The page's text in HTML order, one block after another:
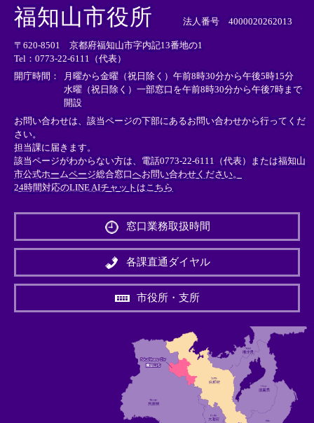
外
部
リ
ン
ク
＞
外
リ
ン
ク
＞
外
部
ン
ク
＞
福知山市役所 法人番号 4000020262013
〒620-8501 京都府福知山市字内記13番地の1
Tel：0773-22-6111（代表）
開庁時間：
月曜から金曜（祝日除く）午前8時30分から午後5時15分
水曜（祝日除く）一部窓口を午前8時30分から午後7時まで
開設
お問い合わせは、該当ページの下部にあるお問い合わせから行ってくだ
さい。
担当課に届きます。
該当ページがわからない方は、電話0773-22-6111（代表）または福知山
市公式ホームページ総合窓口へお問い合わせください。
24時間対応のLINE AIチャットはこちら
外
リ
ン
＞
窓口業務取扱時間
各課直通ダイヤル
市役所・支所